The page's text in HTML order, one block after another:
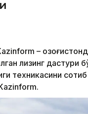
–
лизинг дастури
техникасини